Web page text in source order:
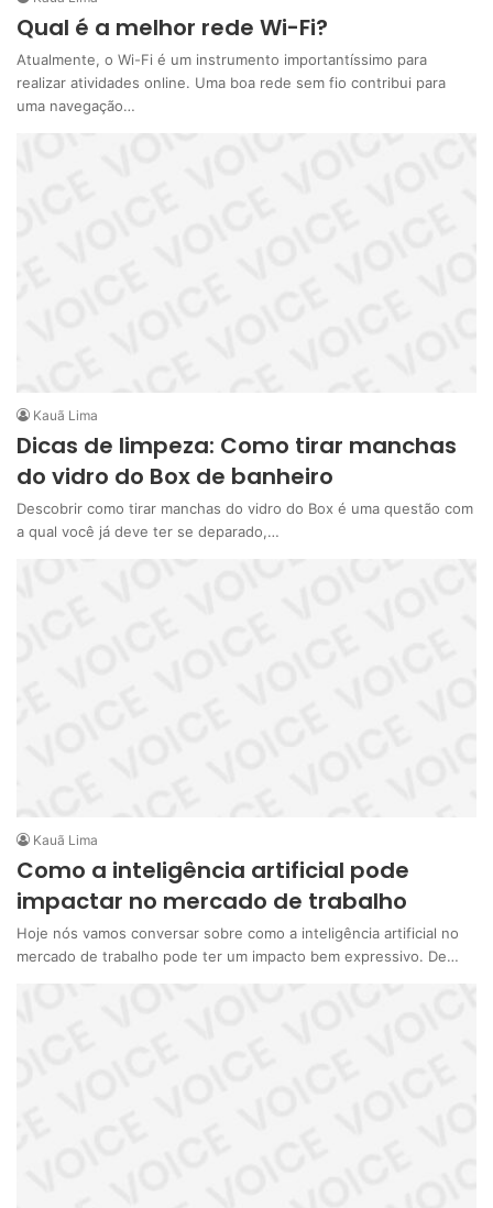
Qual é a melhor rede Wi-Fi?
Atualmente, o Wi-Fi é um instrumento importantíssimo para
realizar atividades online. Uma boa rede sem fio contribui para
uma navegação…
Kauã Lima
Dicas de limpeza: Como tirar manchas
do vidro do Box de banheiro
Descobrir como tirar manchas do vidro do Box é uma questão com
a qual você já deve ter se deparado,…
Kauã Lima
Como a inteligência artificial pode
impactar no mercado de trabalho
Hoje nós vamos conversar sobre como a inteligência artificial no
mercado de trabalho pode ter um impacto bem expressivo. De…